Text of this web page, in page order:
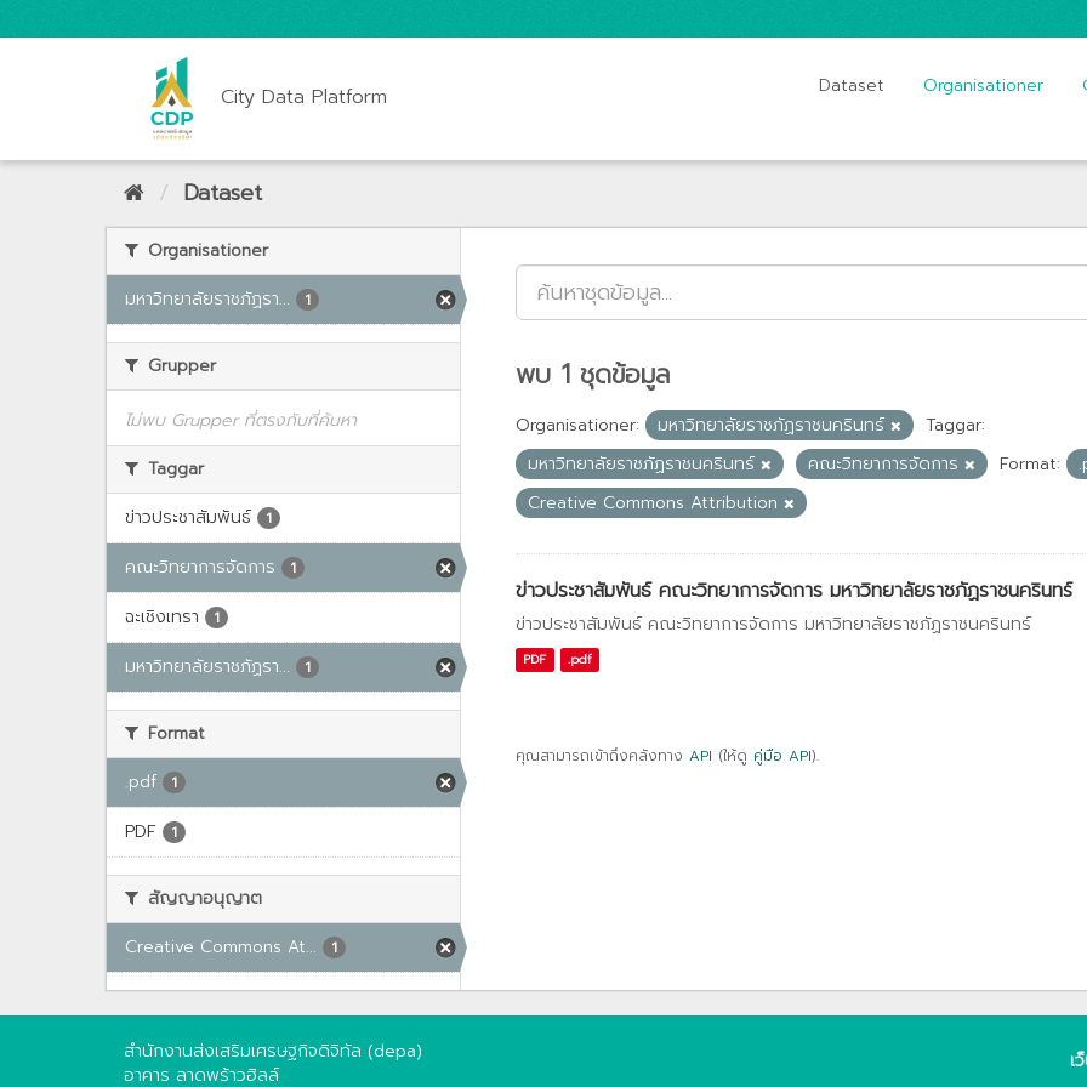
City Data Platform Dataset Organisationer
Dataset
Organisationer
มหาวิทยาลัยราชภัฏรา...
1
Grupper
ไม่พบ Grupper ที่ตรงกับที่ค้นหา
Taggar
ข่าวประชาสัมพันธ์
1
คณะวิทยาการจัดการ 1
ฉะเชิงเทรา 1
มหาวิทยาลัยราชภัฏรา... 1
Format
.pdf
1
PDF 1
สัญญาอนุญาต
Creative Commons At...
1
พบ 1 ชุดข้อมูล
Organisationer: มหาวิทยาลัยราชภัฏราชนครินทร์
Taggar:
มหาวิทยาลัยราชภัฏราชนครินทร์
คณะวิทยาการจัดการ Format:
Creative Commons Attribution
ข่าวประชาสัมพันธ์ คณะวิทยาการจัดการ มหาวิทยาลัยราชภัฏราชนครินทร์
ข่าวประชาสัมพันธ์ คณะวิทยาการจัดการ มหาวิทยาลัยราชภัฏราชนครินทร์
PDF .pdf
คุณสามารถเข้าถึงคลังทาง API (ให้ดู คู่มือ API).
สำนักงานส่งเสริมเศรษฐกิจดิจิทัล (depa)
อาคาร ลาดพร้าวฮิลล์
เ